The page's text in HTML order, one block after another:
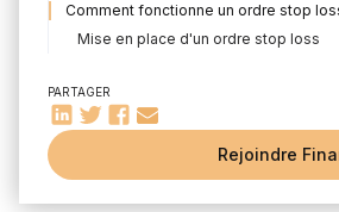
Comment fonctionne un ordre stop
Mise en place d'un ordre stop loss
Avantages et inconvénients de l'ordre
Les avantages de l'utilisation des
Les inconvénients potentiels des
Exemples d'utilisation de l'ordre stop
PARTAGER
Rejoindre
Les ordres stop loss sont des outils
pertes potentielles. Dans cet article,
qu'est un ordre stop loss, comment il
avantages et inconvénients. Nous